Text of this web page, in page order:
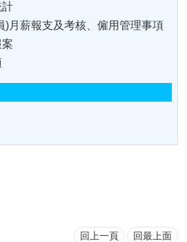
計
)月薪報支及考核、僱用管理事項
回上一頁 回最上面